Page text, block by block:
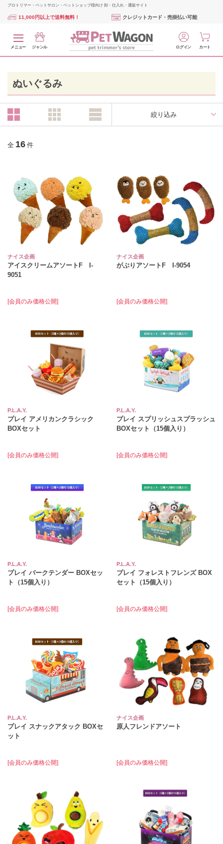
プロトリマー・ペットサロン・ペットショップ様向け 卸・仕入れ・通販サイト
11,000円以上で送料無料！ クレジットカード・売掛払い可能
メニュー ジャンル ログイン カート
ぬいぐるみ
絞り込み
全 16 件
ナイス企画
アイスクリームアソートF I-
9051
[会員のみ価格公開]
ナイス企画
がぶりアソートF I-9054
[会員のみ価格公開]
P.L.A.Y.
プレイ アメリカンクラシック
BOXセット
[会員のみ価格公開]
P.L.A.Y.
プレイ スプリッシュスプラッシュ
BOXセット（15個入り）
[会員のみ価格公開]
P.L.A.Y.
プレイ バークテンダー BOXセッ
ト（15個入り）
[会員のみ価格公開]
P.L.A.Y.
プレイ フォレストフレンズ BOX
セット（15個入り）
[会員のみ価格公開]
P.L.A.Y.
プレイ スナックアタック BOXセ
ット
[会員のみ価格公開]
ナイス企画
原人フレンドアソート
[会員のみ価格公開]